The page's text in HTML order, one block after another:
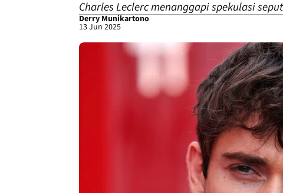
Charles Leclerc menanggapi spekulasi
Derry Munikartono
13 Jun 2025